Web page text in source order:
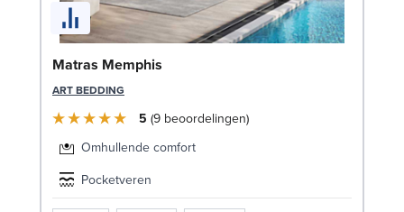
Matras Memphis
ART BEDDING
5 9 beoordelingen
Omhullende comfort
Pocketveren